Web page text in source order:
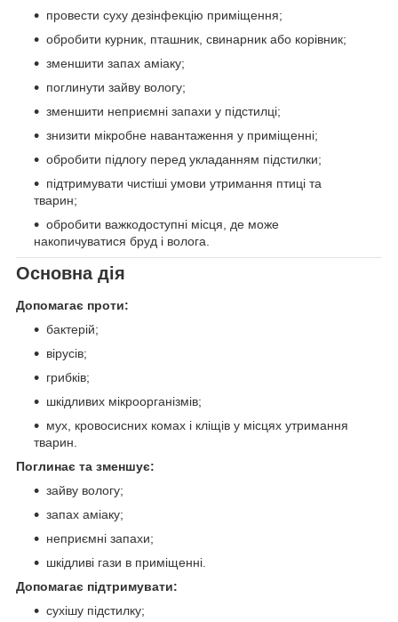
провести суху дезінфекцію приміщення;
обробити курник, пташник, свинарник або корівник;
зменшити запах аміаку;
поглинути зайву вологу;
зменшити неприємні запахи у підстилці;
знизити мікробне навантаження у приміщенні;
обробити підлогу перед укладанням підстилки;
підтримувати чистіші умови утримання птиці та
тварин;
обробити важкодоступні місця, де може
накопичуватися бруд і волога.
Основна дія
Допомагає проти:
бактерій;
вірусів;
грибків;
шкідливих мікроорганізмів;
мух, кровосисних комах і кліщів у місцях утримання
тварин.
Поглинає та зменшує:
зайву вологу;
запах аміаку;
неприємні запахи;
шкідливі гази в приміщенні.
Допомагає підтримувати:
сухішу підстилку;